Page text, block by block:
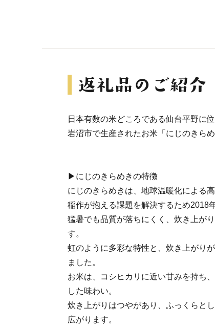
日本有数の米どころである仙台平野に
岩沼市で生産されたお米「にじのきら
▶にじのきらめきの特徴
にじのきらめきは、地球温暖化による
稲作が抱える課題を解決するため2018
猛暑でも品質が落ちにくく、炊き上が
す。
虹のように多彩な特性と、炊き上がり
ました。
お米は、コシヒカリに近い甘みを持ち
した味わい。
炊き上がりはつやがあり、ふっくらと
広がります。